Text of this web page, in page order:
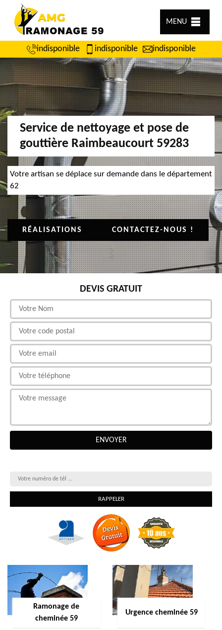
MENU
indisponible indisponible indisponible
Service de nettoyage et pose de
gouttière Raimbeaucourt 59283
Votre artisan se déplace sur demande dans le département
62
RÉALISATIONS CONTACTEZ-NOUS !
DEVIS GRATUIT
Ramonage de
cheminée 59
Urgence cheminée 59